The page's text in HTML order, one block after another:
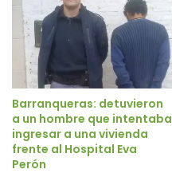
Barranqueras: detuvieron
a un hombre que intentaba
ingresar a una vivienda
frente al Hospital Eva
Perón